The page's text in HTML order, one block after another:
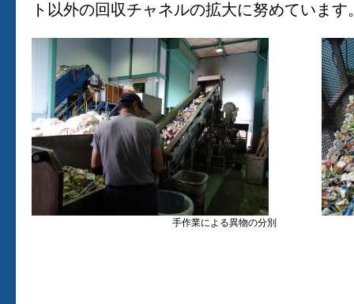
ト以外の回収チャネルの拡大に努めています
手作業による異物の分別